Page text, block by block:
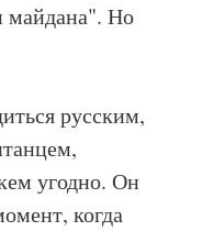
майдана". Но
русским,
угодно. Он
когда